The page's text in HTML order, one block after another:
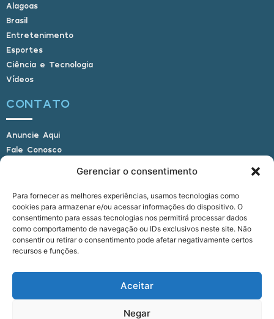
Gerenciar o consentimento
Para fornecer as melhores experiências, usamos tecnologias como
cookies para armazenar e/ou acessar informações do dispositivo. O
consentimento para essas tecnologias nos permitirá processar dados
como comportamento de navegação ou IDs exclusivos neste site. Não
consentir ou retirar o consentimento pode afetar negativamente certos
recursos e funções.
Aceitar
Negar
Alagoas
Brasil
Entretenimento
Esportes
Ciência e Tecnologia
Vídeos
CONTATO
Anuncie Aqui
Fale Conosco
E-mail: alagoasbrasilnoticias@gmail.com
Telefone: (82) 9 9691-0391 (Whatsapp)
Responsável Técnico: Crysthyan Carlos
Rua do Sau - Centro - Anadia - AL - CEP:
© 2022 - 2026 Alagoas Brasil Notícias. Todos os